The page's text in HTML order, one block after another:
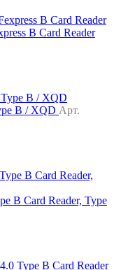
B Card Reader
B / XQD Арт.
B Card Reader, Type